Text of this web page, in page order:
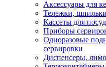
Аксессуары для
Тележки, шпильки
Кассеты для
Приборы
Одноразовые
сервировки
Диспенсеры,